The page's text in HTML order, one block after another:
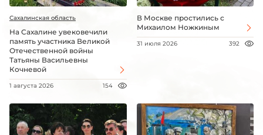
Сахалинская область
На Сахалине увековечили
память участника Великой
Отечественной войны
Татьяны Васильевны
Кочневой
1 августа 2026 154
В Москве простились с
Михаилом Ножкиным
31 июля 2026 392